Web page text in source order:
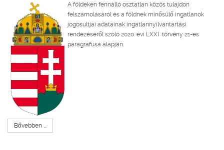
A földeken fennálló osztatlan közös tulajdon
felszámolásáról és a földnek minősülő ingatlanok
jogosultjai adatainak ingatlannyilvántartási
rendezéséről szóló 2020. évi LXXI törvény 21-es
paragrafusa alapján.
Bővebben ...